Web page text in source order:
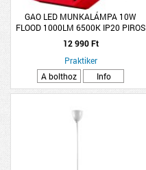
GAO LED MUNKALÁMPA 10W
FLOOD 1000LM 6500K IP20 PIROS
FEKETE
12 990 Ft
Praktiker
A bolthoz
Info